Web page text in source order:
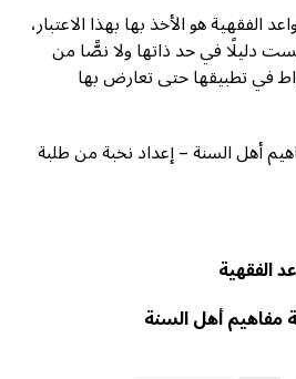
الفقهية هو الأخذ بها بهذا الاعتبار،
دليلًا في حد ذاتها ولا نصًّا من
في تطبيقها حتى تعارض بها
أهل السنة – إعداد نخبة من طلبة
الفقهية
أهل السنة